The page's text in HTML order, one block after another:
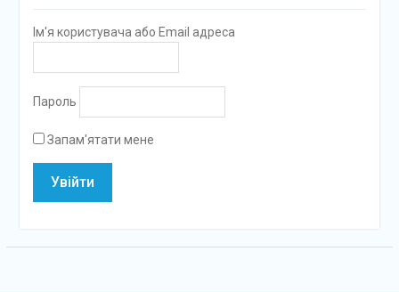
Ім'я користувача або Email адреса
Пароль
Запам'ятати мене